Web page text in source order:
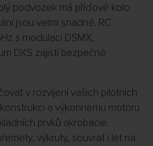
podvozek má příďové kolo
jsou velmi snadné. RC
s modulací DSMX,
DXS zajistí bezpečné
v rozvíjení vašich pilotních
a výkonnému motoru
prvků akrobacie.
výkruty, souvrat i let na